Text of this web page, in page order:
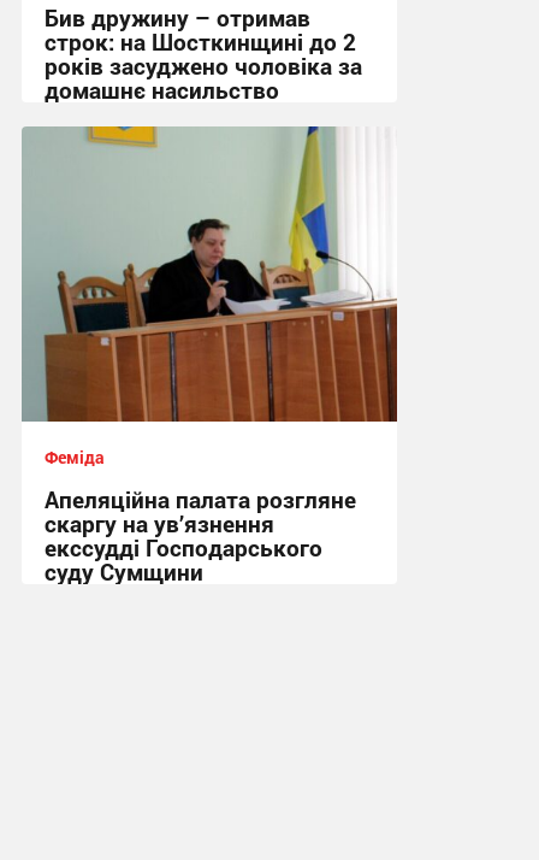
Бив дружину – отримав
строк: на Шосткинщині до 2
років засуджено чоловіка за
домашнє насильство
17:23, 27.01.2025
Феміда
Апеляційна палата розгляне
скаргу на ув’язнення
екссудді Господарського
суду Сумщини